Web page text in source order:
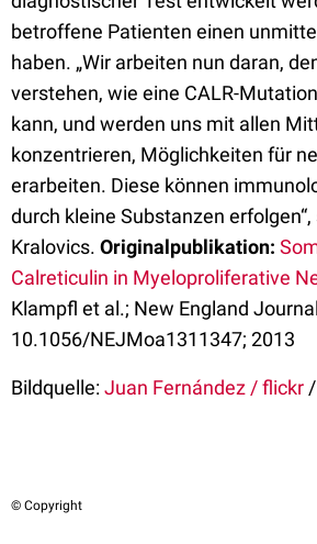
betroffene Patienten einen
haben. „Wir arbeiten nun daran,
verstehen, wie eine CALR-
kann, und werden uns mit allen
konzentrieren, Möglichkeiten für
erarbeiten. Diese können
durch kleine Substanzen erfolgen“,
Kralovics. Originalpublikation:
Calreticulin in Myeloproliferative
Klampfl et al.; New England
10.1056/NEJMoa1311347; 2013
Bildquelle:Juan Fernández / flickr /
© Copyright